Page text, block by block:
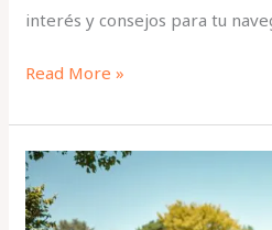
interés y consejos para tu
Read More »
Actividades
Familiares
en